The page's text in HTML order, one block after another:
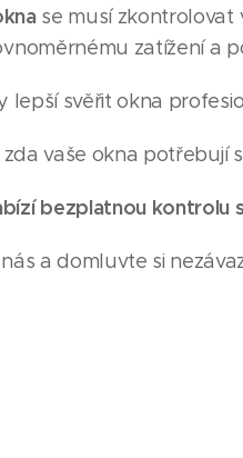
se musí zkontrolovat
zatížení a
lepší svěřit okna
zda vaše okna potřebují
bezplatnou kontrolu
a domluvte si